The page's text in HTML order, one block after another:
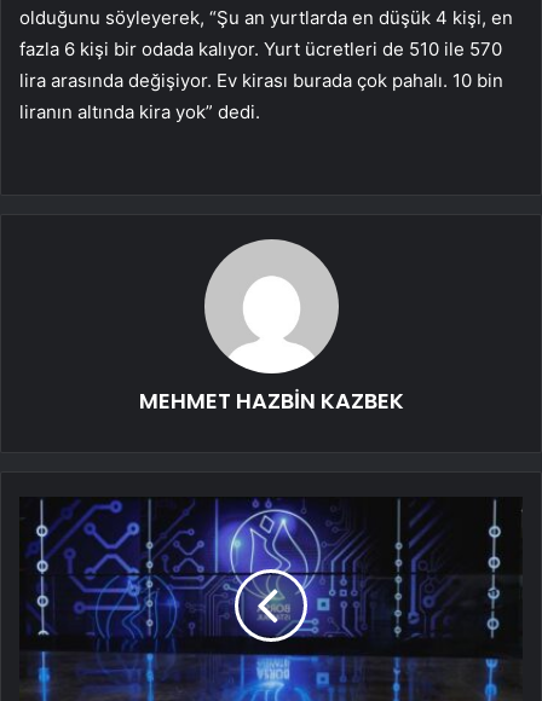
olduğunu söyleyerek, “Şu an yurtlarda en düşük 4 kişi, en
fazla 6 kişi bir odada kalıyor. Yurt ücretleri de 510 ile 570
lira arasında değişiyor. Ev kirası burada çok pahalı. 10 bin
liranın altında kira yok” dedi.
MEHMET HAZBİN KAZBEK